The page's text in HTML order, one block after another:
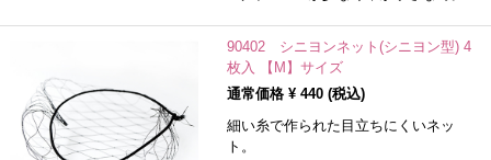
90402 シニヨンネット(シニヨン型) 4
枚入 【M】サイズ
通常価格 ¥ 440(税込)
細い糸で作られた目立ちにくいネッ
ト。